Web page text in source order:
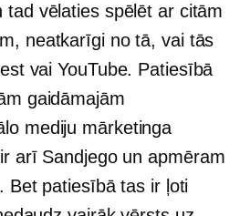
tad vēlaties spēlēt ar citām
neatkarīgi no tā, vai tās
vai YouTube. Patiesībā
gaidāmajām
mediju mārketinga
arī Sandjego un apmēram
Bet patiesībā tas ir ļoti